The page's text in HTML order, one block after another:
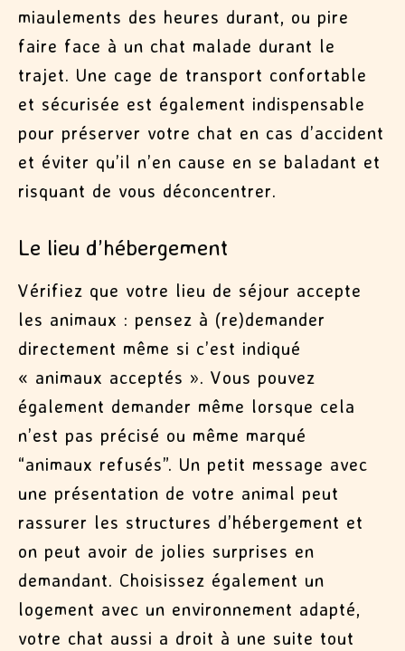
miaulements des heures durant, ou pire
faire face à un chat malade durant le
trajet. Une cage de transport confortable
et sécurisée est également indispensable
pour préserver votre chat en cas d’accident
et éviter qu’il n’en cause en se baladant et
risquant de vous déconcentrer.
Le lieu d’hébergement
Vérifiez que votre lieu de séjour accepte
les animaux : pensez à (re)demander
directement même si c’est indiqué
« animaux acceptés ». Vous pouvez
également demander même lorsque cela
n’est pas précisé ou même marqué
“animaux refusés”. Un petit message avec
une présentation de votre animal peut
rassurer les structures d’hébergement et
on peut avoir de jolies surprises en
demandant. Choisissez également un
logement avec un environnement adapté,
votre chat aussi a droit à une suite tout